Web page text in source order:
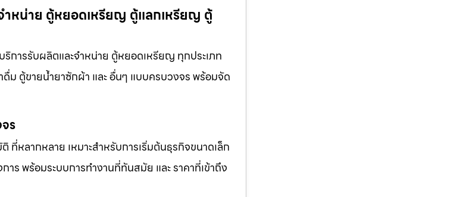
ำหน่าย ตู้หยอดเหรียญ ตู้แลกเหรียญ ตู้
การรับผลิตและจำหน่าย ตู้หยอดเหรียญ ทุกประเภท
ม ตู้ขายน้ำยาซักผ้า และ อื่นๆ แบบครบวงจร พร้อมจัด
ร
ที่หลากหลาย เหมาะสำหรับการเริ่มต้นธุรกิจขนาดเล็ก
ร พร้อมระบบการทำงานที่ทันสมัย และ ราคาที่เข้าถึง